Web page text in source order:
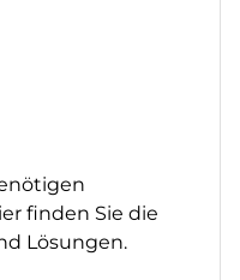
finden Sie die
Lösungen.